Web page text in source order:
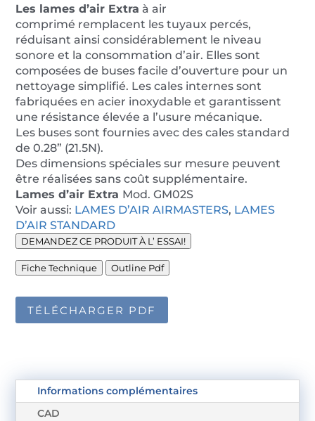
Les lames d’air Extra à air
comprimé remplacent les tuyaux percés,
réduisant ainsi considérablement le niveau
sonore et la consommation d’air. Elles sont
composées de buses facile d’ouverture pour un
nettoyage simplifié. Les cales internes sont
fabriquées en acier inoxydable et garantissent
une résistance élevée a l’usure mécanique.
Les buses sont fournies avec des cales standard
de 0.28” (21.5N).
Des dimensions spéciales sur mesure peuvent
être réalisées sans coût supplémentaire.
Lames d’air Extra Mod. GM02S
Voir aussi: LAMES D’AIR AIRMASTERS, LAMES
D’AIR STANDARD
DEMANDEZ CE PRODUIT À L’ ESSAI!
Fiche Technique Outline Pdf
TÉLÉCHARGER PDF
Informations complémentaires
CAD